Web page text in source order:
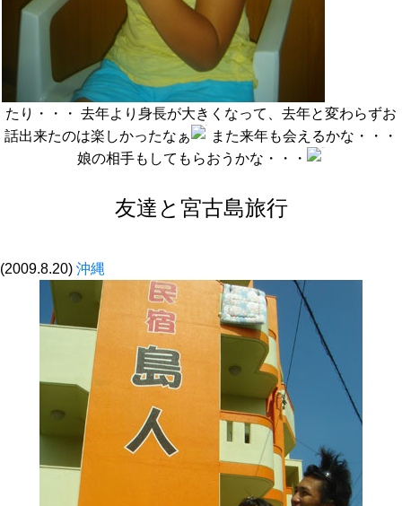
たり・・・ 去年より身長が大きくなって、去年と変わらずお
話出来たのは楽しかったなぁ
また来年も会えるかな・・・
娘の相手もしてもらおうかな・・・
友達と宮古島旅行
(2009.8.20) 沖縄